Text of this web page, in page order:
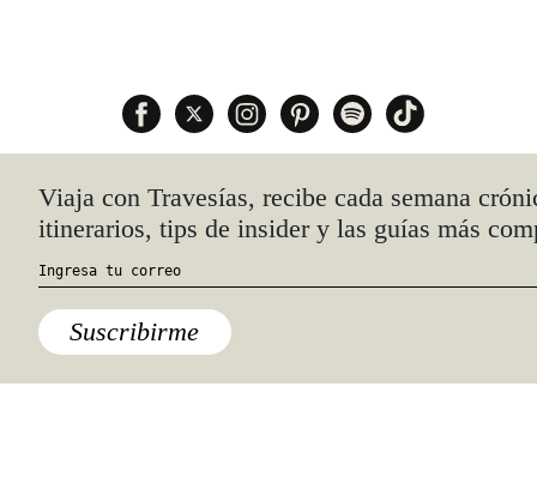
Travesías nació en agosto de 2001 y desde
Anúnciate con nosotros
hola@travesiasmedia.com